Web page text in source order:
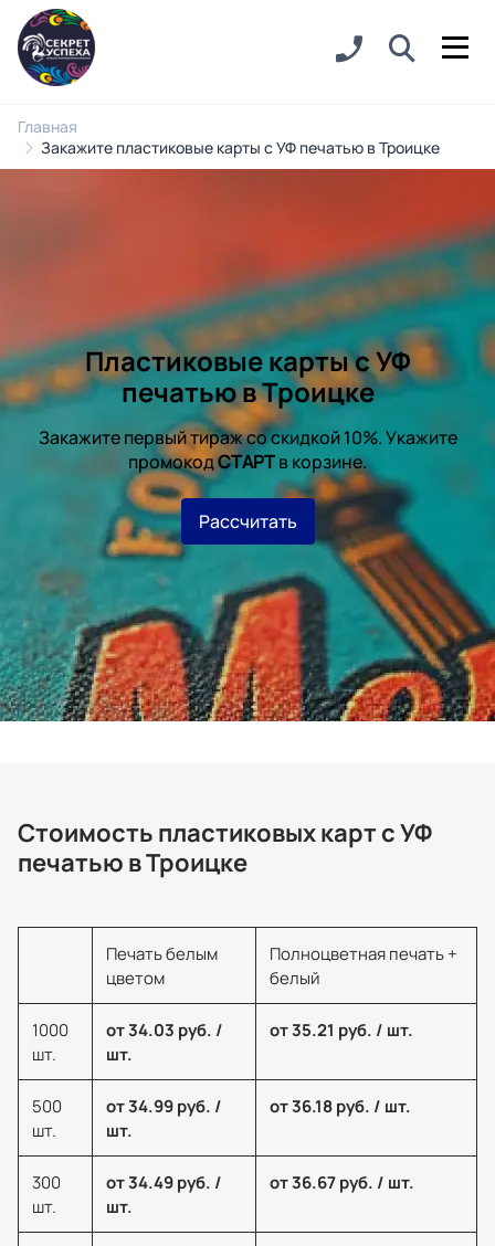
Главная
Закажите пластиковые карты с УФ печатью в Троицке
Пластиковые карты с УФ
печатью в Троицке
Закажите первый тираж со скидкой 10%. Укажите
промокодСТАРТв корзине.
Рассчитать
Стоимость пластиковых карт с УФ
печатью в Троицке
Печать белым
цветом
Полноцветная печать +
белый
1000
шт.
от 34.03 руб. /
шт.
от 35.21 руб. / шт.
500
шт.
от 34.99 руб. /
шт.
от 36.18 руб. / шт.
300
шт.
от 34.49 руб. /
шт.
от 36.67 руб. / шт.